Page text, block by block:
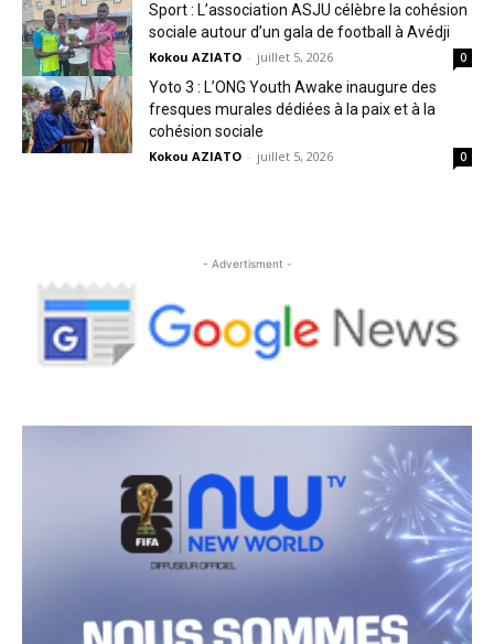
Sport : L’association ASJU célèbre la cohésion
sociale autour d’un gala de football à Avédji
Kokou AZIATO - juillet 5, 2026 0
Yoto 3 : L’ONG Youth Awake inaugure des
fresques murales dédiées à la paix et à la
cohésion sociale
Kokou AZIATO - juillet 5, 2026 0
- Advertisment -